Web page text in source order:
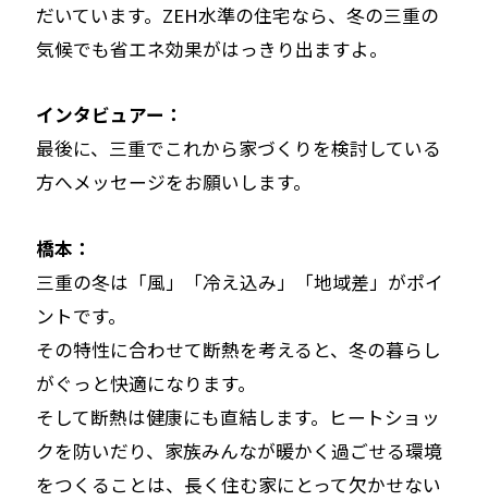
だいています。ZEH水準の住宅なら、冬の三重の
気候でも省エネ効果がはっきり出ますよ。
インタビュアー：
最後に、三重でこれから家づくりを検討している
方へメッセージをお願いします。
橋本：
三重の冬は「風」「冷え込み」「地域差」がポイ
ントです。
その特性に合わせて断熱を考えると、冬の暮らし
がぐっと快適になります。
そして断熱は健康にも直結します。ヒートショッ
クを防いだり、家族みんなが暖かく過ごせる環境
をつくることは、長く住む家にとって欠かせない